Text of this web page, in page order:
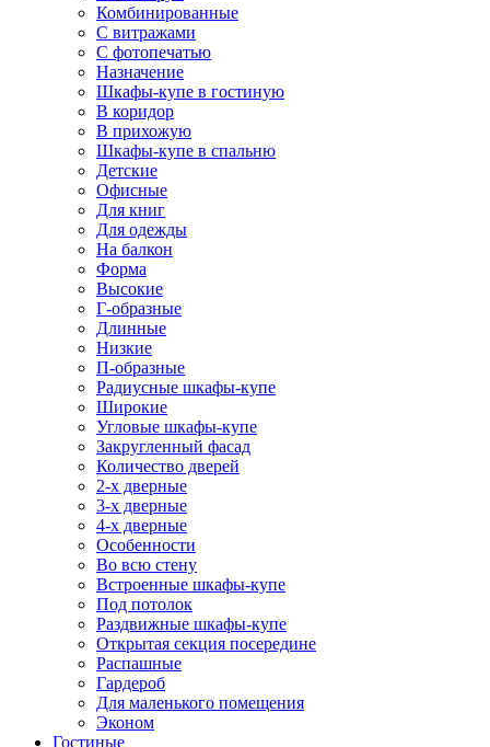
Комбинированные
С витражами
С фотопечатью
Назначение
Шкафы-купе в гостиную
В коридор
В прихожую
Шкафы-купе в спальню
Детские
Офисные
Для книг
Для одежды
На балкон
Форма
Высокие
Г-образные
Длинные
Низкие
П-образные
Радиусные шкафы-купе
Широкие
Угловые шкафы-купе
Закругленный фасад
Количество дверей
2-х дверные
3-х дверные
4-х дверные
Особенности
Во всю стену
Встроенные шкафы-купе
Под потолок
Раздвижные шкафы-купе
Открытая секция посередине
Распашные
Гардероб
Для маленького помещения
Эконом
Гостиные